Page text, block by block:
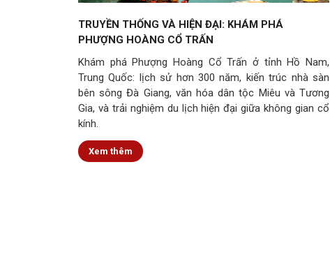
TRUYỀN THỐNG VÀ HIỆN ĐẠI: KHÁM PHÁ
PHƯỢNG HOÀNG CỔ TRẤN
Khám phá Phượng Hoàng Cổ Trấn ở tỉnh Hồ Nam,
Trung Quốc: lịch sử hơn 300 năm, kiến trúc nhà sàn
bên sông Đà Giang, văn hóa dân tộc Miêu và Tương
Gia, và trải nghiệm du lịch hiện đại giữa không gian cổ
kính.
Xem thêm